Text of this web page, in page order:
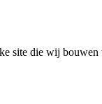
site die wij